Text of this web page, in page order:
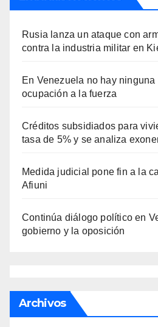
Rusia lanza un ataque con
contra la industria militar en
En Venezuela no hay
ocupación a la fuerza
Créditos subsidiados para
tasa de 5% y se analiza
Medida judicial pone fin a la
Afiuni
Continúa diálogo político en
gobierno y la oposición
Archivos